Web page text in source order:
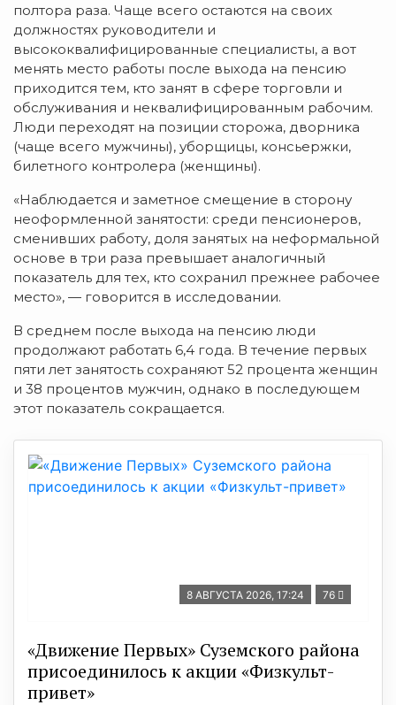
полтора раза. Чаще всего остаются на своих
должностях руководители и
высококвалифицированные специалисты, а вот
менять место работы после выхода на пенсию
приходится тем, кто занят в сфере торговли и
обслуживания и неквалифицированным рабочим.
Люди переходят на позиции сторожа, дворника
(чаще всего мужчины), уборщицы, консьержки,
билетного контролера (женщины).
«Наблюдается и заметное смещение в сторону
неоформленной занятости: среди пенсионеров,
сменивших работу, доля занятых на неформальной
основе в три раза превышает аналогичный
показатель для тех, кто сохранил прежнее рабочее
место», — говорится в исследовании.
В среднем после выхода на пенсию люди
продолжают работать 6,4 года. В течение первых
пяти лет занятость сохраняют 52 процента женщин
и 38 процентов мужчин, однако в последующем
этот показатель сокращается.
8 АВГУСТА 2026, 17:24 76
«Движение Первых» Суземского района
присоединилось к акции «Физкульт-
привет»